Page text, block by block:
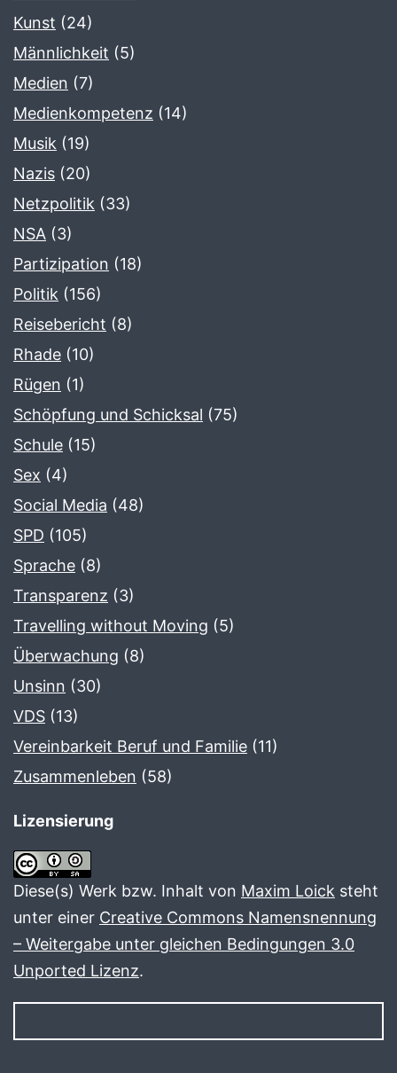
Kunst (24)
Männlichkeit (5)
Medien (7)
Medienkompetenz (14)
Musik (19)
Nazis (20)
Netzpolitik (33)
NSA (3)
Partizipation (18)
Politik (156)
Reisebericht (8)
Rhade (10)
Rügen (1)
Schöpfung und Schicksal (75)
Schule (15)
Sex (4)
Social Media (48)
SPD (105)
Sprache (8)
Transparenz (3)
Travelling without Moving (5)
Überwachung (8)
Unsinn (30)
VDS (13)
Vereinbarkeit Beruf und Familie (11)
Zusammenleben (58)
Lizensierung
Diese(s) Werk bzw. Inhalt von Maxim Loick steht
unter einer Creative Commons Namensnennung
– Weitergabe unter gleichen Bedingungen 3.0
Unported Lizenz.